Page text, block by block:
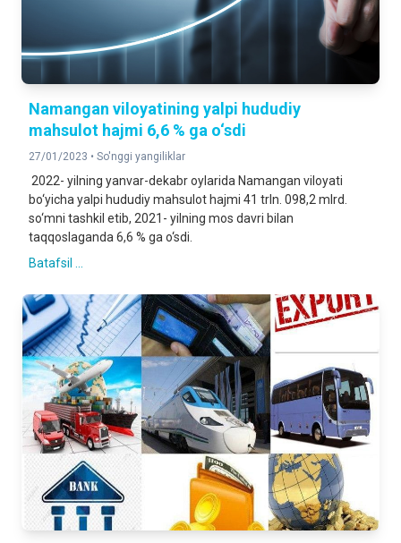
Namangan viloyatining yalpi hududiy
mahsulot hajmi 6,6 % ga o‘sdi
27/01/2023 • So'nggi yangiliklar
2022- yilning yanvar-dekabr oylarida Namangan viloyati
bo‘yicha yalpi hududiy mahsulot hajmi 41 trln. 098,2 mlrd.
so‘mni tashkil etib, 2021- yilning mos davri bilan
taqqoslaganda 6,6 % ga o‘sdi.
Batafsil ...